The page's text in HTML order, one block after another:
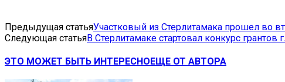
Предыдущая статьяУчастковый из Стерлитамака прошел во
Следующая статьяВ Стерлитамаке стартовал конкурс
ЭТО МОЖЕТ БЫТЬ ИНТЕРЕСНОЕЩЕ ОТ АВТОРА